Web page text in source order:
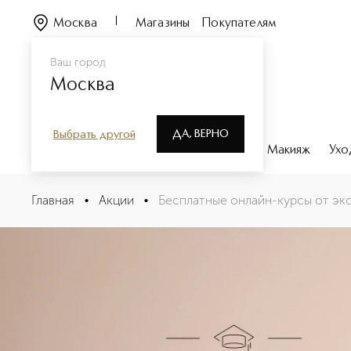
Ваш город
Москва
Выбрать другой ДА, ВЕРНО
Москва Магазины Покупателям
Парфюмерия Макияж
Бесплатные онлайн-
Главная • Акции • Бесплатные онлайн-курсы от